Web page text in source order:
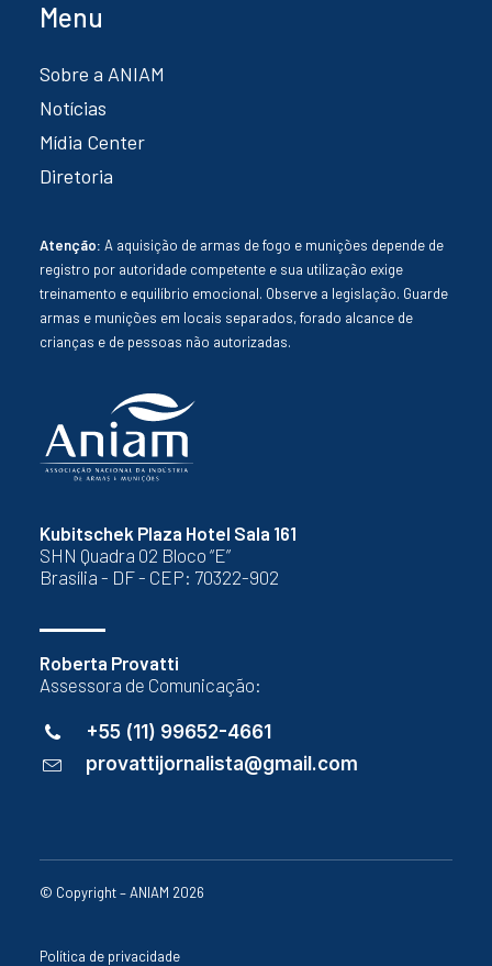
Kubitschek Plaza Hotel Sala 161
SHN Quadra 02 Bloco “E”
Brasília - DF - CEP: 70322-902
Roberta Provatti
Assessora de Comunicação:
+55 (11) 99652-4661
provattijornalista@gmail.com
Menu
Sobre a ANIAM
Notícias
Mídia Center
Diretoria
Atenção: A aquisição de armas de fogo e munições depende de
registro por autoridade competente e sua utilização exige
treinamento e equilíbrio emocional. Observe a legislação. Guarde
armas e munições em locais separados, forado alcance de
crianças e de pessoas não autorizadas.
© Copyright – ANIAM 2026
Política de privacidade